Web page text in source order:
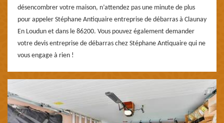
désencombrer votre maison, n’attendez pas une minute de plus
pour appeler Stéphane Antiquaire entreprise de débarras à Claunay
En Loudun et dans le 86200. Vous pouvez également demander
votre devis entreprise de débarras chez Stéphane Antiquaire qui ne
vous engage à rien !